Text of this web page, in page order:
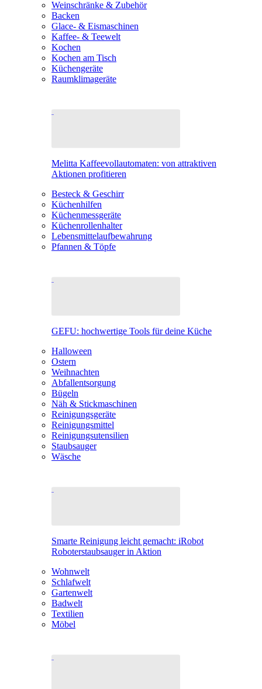
Weinschränke & Zubehör
Backen
Glace- & Eismaschinen
Kaffee- & Teewelt
Kochen
Kochen am Tisch
Küchengeräte
Raumklimageräte
Melitta Kaffeevollautomaten: von attraktiven
Aktionen profitieren
Besteck & Geschirr
Küchenhilfen
Küchenmessgeräte
Küchenrollenhalter
Lebensmittelaufbewahrung
Pfannen & Töpfe
GEFU: hochwertige Tools für deine Küche
Halloween
Ostern
Weihnachten
Abfallentsorgung
Bügeln
Näh & Stickmaschinen
Reinigungsgeräte
Reinigungsmittel
Reinigungsutensilien
Staubsauger
Wäsche
Smarte Reinigung leicht gemacht: iRobot
Roboterstaubsauger in Aktion
Wohnwelt
Schlafwelt
Gartenwelt
Badwelt
Textilien
Möbel